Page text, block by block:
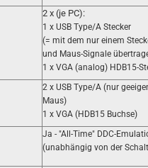
2 x (je PC):
1 x USB Type/A Stecker
(= mit dem nur einem
und Maus-Signale
1 x VGA (analog) HDB15-
2 x USB Type/A (nur
Maus)
1 x VGA (HDB15 Buchse)
Ja - "All-Time" DDC-
(unabhängig von der